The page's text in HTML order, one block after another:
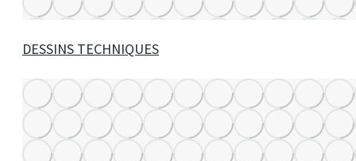
DESSINS TECHNIQUES